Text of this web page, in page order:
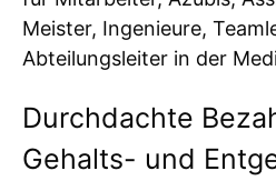
Meister, Ingenieure,
Abteilungsleiter in der
Durchdachte
Gehalts- und